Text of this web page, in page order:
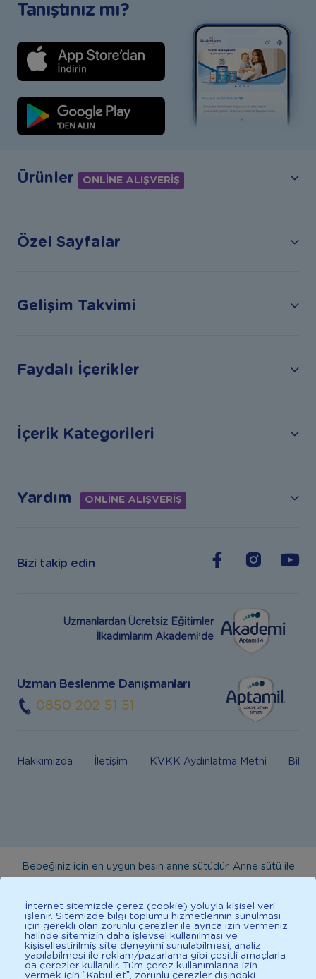
Tanıştınız mı?
Ürünler ONLİNE ALIŞVERİŞ
Özel Sayfalar
Gelişim Takvimi
Faydalı İçerikler
İçerik Kategorileri
Yardım ONLİNE ALIŞVERİŞ
Bizi takip edin
Uzmanlardan Ücretsiz Eğitimler
İlkadımlarım Akademi’de
Uzman Beslenme Danışmanları
0850 202 51 51
Hakkımızda İletişim KVKK Aydınlatma Metni Bilgi
Bebeğiniz için en uygun besin anne sütüdür. Anne sütü ile
danışınız. Bu sitede yayınlanan bilgiler hekim tavsiyesi
yerine geçmez. En doğru bilgi için doktorunuza danışınız.
Sağlıklı yaşam için dengeli, çeşitli beslenilmelidir. *D vitamini
çocuklarda bağışıklık sisteminin normal işlevine katkıda
bulunur.
İnternet sitemizde çerez (cookie) yoluyla kişisel veri
işlenir. Sitemizde bilgi toplumu hizmetlerinin sunulması
için gerekli olan zorunlu çerezler ile ayrıca izin vermeniz
halinde sitemizin daha işlevsel kullanılması ve
kişiselleştirilmiş site deneyimi sunulabilmesi, analiz
yapılabilmesi ile reklam/pazarlama gibi çeşitli amaçlarla
da çerezler kullanılır. Tüm çerez kullanımlarına izin
vermek için “Kabul et”, zorunlu çerezler dışındaki